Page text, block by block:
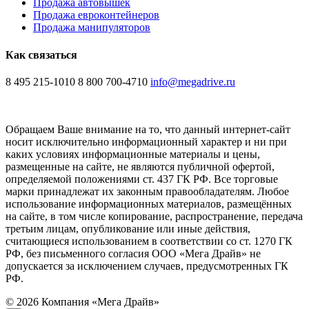
Продажа автовышек
Продажа евроконтейнеров
Продажа манипуляторов
Как связаться
8 495 215-1010 8 800 700-4710 info@megadrive.ru
Обращаем Ваше внимание на то, что данный интернет-сайт
носит исключительно информационный характер и ни при
каких условиях информационные материалы и цены,
размещенные на сайте, не являются публичной офертой,
определяемой положениями ст. 437 ГК РФ. Все торговые
марки принадлежат их законным правообладателям. Любое
использование информационных материалов, размещённых
на сайте, в том числе копирование, распространение, передача
третьим лицам, опубликование или иные действия,
считающиеся использованием в соответствии со ст. 1270 ГК
РФ, без письменного согласия ООО «Мега Драйв» не
допускается за исключением случаев, предусмотренных ГК
РФ.
© 2026 Компания «Мега Драйв»